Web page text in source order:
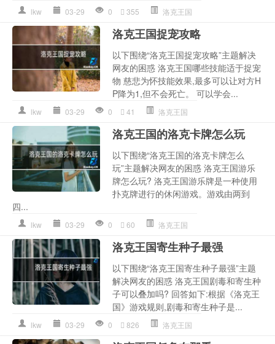
lkw 03-29 0 355 洛克王国
洛克王国捉宠攻略
以下围绕“洛克王国捉宠攻略”主题解决
网友的困惑 洛克王国哪些技能适于捉宠
物 慈悲为怀技能效果,最多可以让对方H
P降为1,但不会死亡。 可以学会...
lkw 03-29 0 41 洛克王国
洛克王国的洛克卡牌怎么玩
以下围绕“洛克王国的洛克卡牌怎么
玩”主题解决网友的困惑 洛克王国游乐
牌怎么玩? 洛克王国游乐牌是一种使用
扑克牌进行的休闲游戏。游戏由两到
四...
lkw 03-29 0 60 洛克王国
洛克王国寄生种子最强
以下围绕“洛克王国寄生种子最强”主题
解决网友的困惑 洛克王国剧毒和寄生种
子可以叠加吗? 回答如下:根据《洛克王
国》游戏规则,剧毒和寄生种子是...
lkw 03-29 0 826 洛克王国